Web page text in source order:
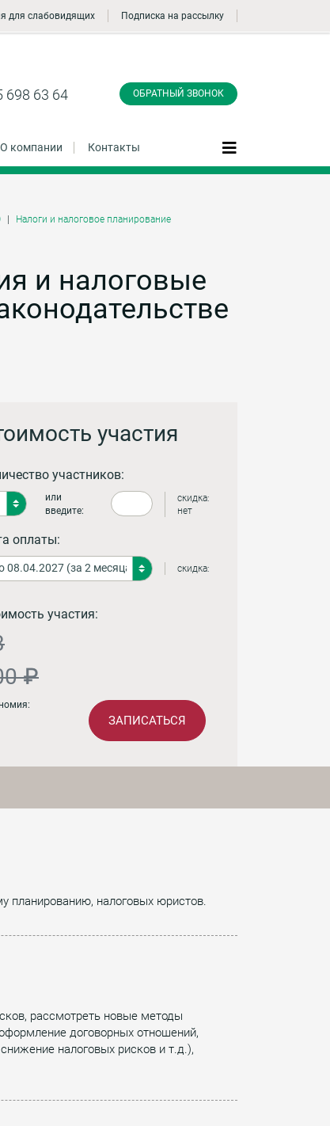
для слабовидящих Подписка на рассылку
698 63 64 ОБРАТНЫЙ ЗВОНОК
О компании Контакты
Налоги и налоговое планирование
и налоговые
участия
участников:
или
введите:
скидка:
нет
оплаты:
скидка:
участия:
₽
ЗАПИСАТЬСЯ
планированию, налоговых юристов.
рассмотреть новые методы
договорных отношений,
налоговых рисков и т.д.),
звонок
Даю согласие на обработку персональных
Заказать